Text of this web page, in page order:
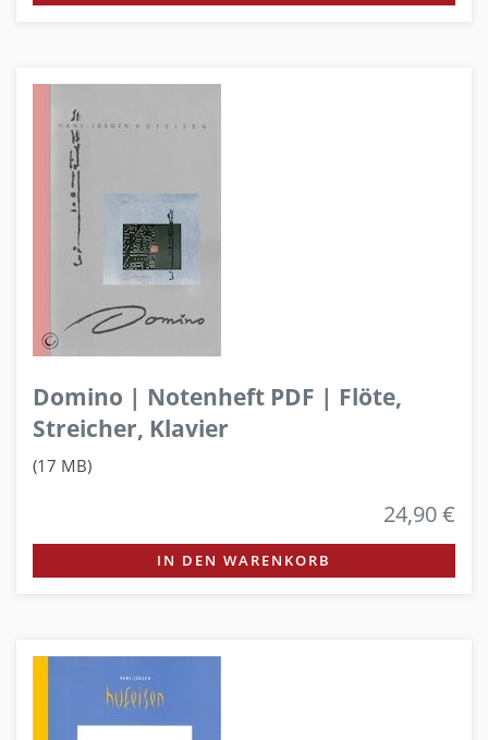
Domino | Notenheft PDF | Flöte,
Streicher, Klavier
(17 MB)
24,90 €
IN DEN WARENKORB